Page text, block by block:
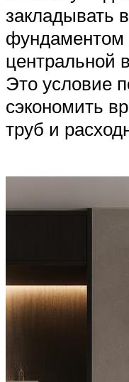
закладывать
фундаментом
центральной
Это условие
сэкономить
труб и